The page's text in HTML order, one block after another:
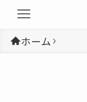
ホーム